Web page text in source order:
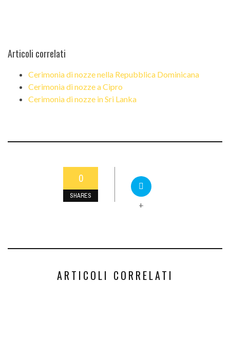
Articoli correlati
Cerimonia di nozze nella Repubblica Dominicana
Cerimonia di nozze a Cipro
Cerimonia di nozze in Sri Lanka
0
SHARES
+
ARTICOLI CORRELATI